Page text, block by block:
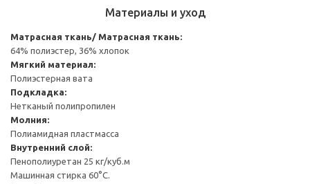
Материалы и уход
Матрасная ткань/ Матрасная ткань:
64% полиэстер, 36% хлопок
Мягкий материал:
Полиэстерная вата
Подкладка:
Нетканый полипропилен
Молния:
Полиамидная пластмасса
Внутренний слой:
Пенополиуретан 25 кг/куб.м
Машинная стирка 60°С.